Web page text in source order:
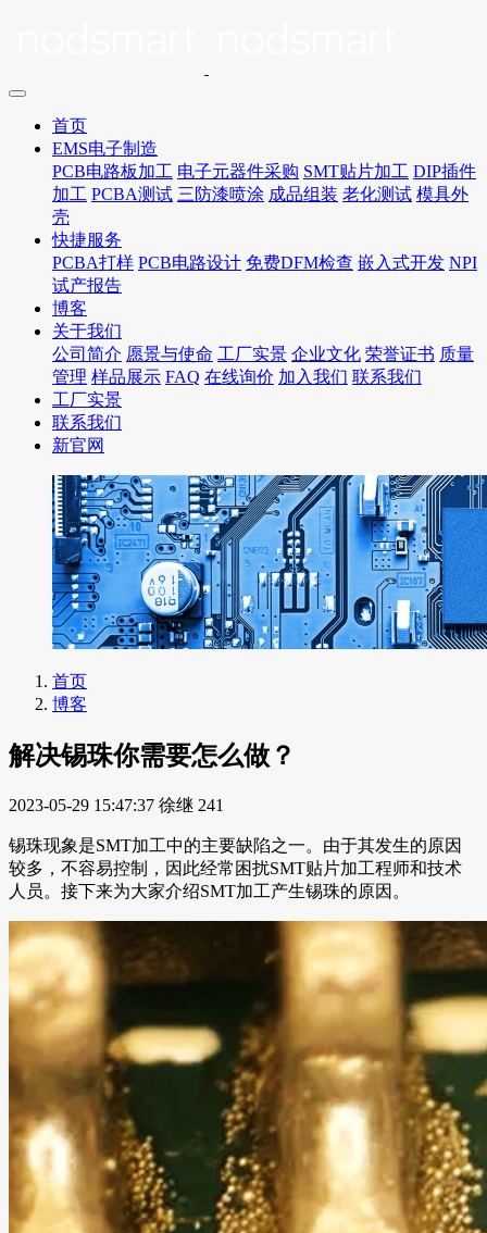
首页
EMS电子制造
PCB电路板加工 电子元器件采购 SMT贴片加工 DIP插件
加工 PCBA测试 三防漆喷涂 成品组装 老化测试 模具外
壳
快捷服务
PCBA打样 PCB电路设计 免费DFM检查 嵌入式开发 NPI
试产报告
博客
关于我们
公司简介 愿景与使命 工厂实景 企业文化 荣誉证书 质量
管理 样品展示 FAQ 在线询价 加入我们 联系我们
工厂实景
联系我们
新官网
首页
博客
解决锡珠你需要怎么做？
2023-05-29 15:47:37 徐继 241
锡珠现象是SMT加工中的主要缺陷之一。由于其发生的原因
较多，不容易控制，因此经常困扰SMT贴片加工程师和技术
人员。接下来为大家介绍SMT加工产生锡珠的原因。